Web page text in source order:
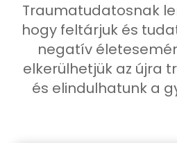
Traumatudatosnak
hogy feltárjuk és
negatív
elkerülhetjük az újra
és elindulhatunk a